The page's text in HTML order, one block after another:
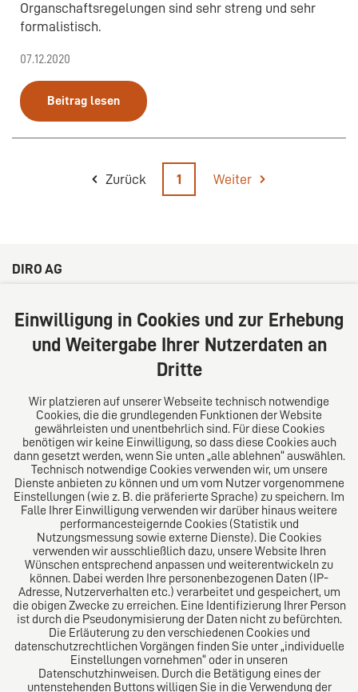
Organschaftsregelungen sind sehr streng und sehr
formalistisch.
07.12.2020
Beitrag lesen
Zurück 1 Weiter
DIRO AG
20354 Hamburg
Deutschland
Tel: +49 (0) 40 41352231
Über uns
Das Kanzlei-Vertrauensnetzwerk. Aus Europa für die
Welt. Für den erfolgreichen Mittelstand.
Folgen Sie uns auf
Das europäische Kanzlei-Netzwerk
Einwilligung in Cookies und zur Erhebung
und Weitergabe Ihrer Nutzerdaten an
Dritte
Wir platzieren auf unserer Webseite technisch notwendige
Cookies, die die grundlegenden Funktionen der Website
gewährleisten und unentbehrlich sind. Für diese Cookies
benötigen wir keine Einwilligung, so dass diese Cookies auch
dann gesetzt werden, wenn Sie unten „alle ablehnen“ auswählen.
Technisch notwendige Cookies verwenden wir, um unsere
Dienste anbieten zu können und um vom Nutzer vorgenommene
Einstellungen (wie z. B. die präferierte Sprache) zu speichern. Im
Falle Ihrer Einwilligung verwenden wir darüber hinaus weitere
performancesteigernde Cookies (Statistik und
Nutzungsmessung sowie externe Dienste). Die Cookies
verwenden wir ausschließlich dazu, unsere Website Ihren
Wünschen entsprechend anpassen und weiterentwickeln zu
können. Dabei werden Ihre personenbezogenen Daten (IP-
Adresse, Nutzerverhalten etc.) verarbeitet und gespeichert, um
die obigen Zwecke zu erreichen. Eine Identifizierung Ihrer Person
ist durch die Pseudonymisierung der Daten nicht zu befürchten.
Die Erläuterung zu den verschiedenen Cookies und
datenschutzrechtlichen Vorgängen finden Sie unter „individuelle
Einstellungen vornehmen“ oder in unseren
Datenschutzhinweisen. Durch die Betätigung eines der
untenstehenden Buttons willigen Sie in die Verwendung der